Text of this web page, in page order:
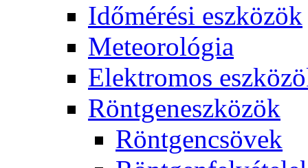
Idő­mé­ré­si esz­kö­zök
Me­te­o­ro­ló­gia
Elekt­ro­mos
Rönt­gen­esz­kö­zök
Rönt­gen­csö­vek